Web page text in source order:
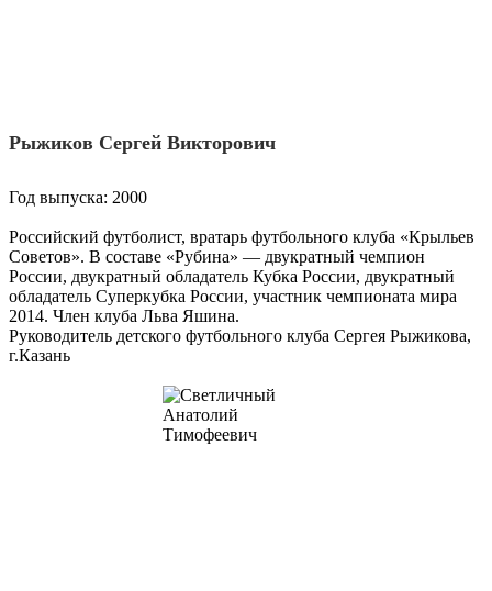
Рыжиков Сергей Викторович
Год выпуска: 2000
Российский футболист, вратарь футбольного клуба «Крыльев
Советов». В составе «Рубина» — двукратный чемпион
России, двукратный обладатель Кубка России, двукратный
обладатель Суперкубка России, участник чемпионата мира
2014. Член клуба Льва Яшина.
Руководитель детского футбольного клуба Сергея Рыжикова,
г.Казань